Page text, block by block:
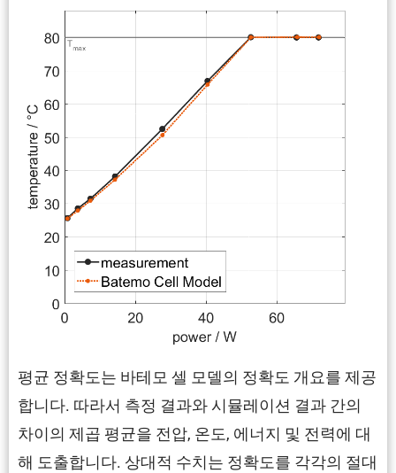
평균 정확도는 바테모 셀 모델의 정확도 개요를 제공
합니다. 따라서 측정 결과와 시뮬레이션 결과 간의
차이의 제곱 평균을 전압, 온도, 에너지 및 전력에 대
해 도출합니다. 상대적 수치는 정확도를 각각의 절대